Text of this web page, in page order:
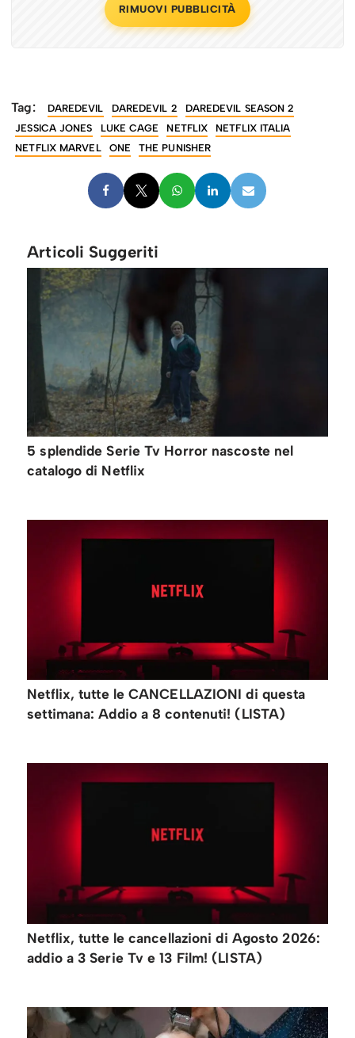
RIMUOVI PUBBLICITÀ
Tag: DAREDEVIL DAREDEVIL 2
DAREDEVIL SEASON 2
JESSICA JONES
LUKE CAGE NETFLIX
NETFLIX ITALIA
NETFLIX MARVEL
ONE THE PUNISHER
Articoli Suggeriti
5 splendide Serie Tv Horror nascoste nel
catalogo di Netflix
Netflix, tutte le CANCELLAZIONI di questa
settimana: Addio a 8 contenuti! (LISTA)
Netflix, tutte le cancellazioni di Agosto 2026:
addio a 3 Serie Tv e 13 Film! (LISTA)